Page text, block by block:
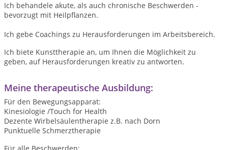
Ich behandele akute, als auch chronische Beschwerden -
bevorzugt mit Heilpflanzen.
Ich gebe Coachings zu Herausforderungen im Arbeitsbereich.
Ich biete Kunsttherapie an, um Ihnen die Möglichkeit zu
geben, auf Herausforderungen kreativ zu antworten.
Meine therapeutische Ausbildung:
Für den Bewegungsapparat:
Kinesiologie /Touch for Health
Dezente Wirbelsäulentherapie z.B. nach Dorn
Punktuelle Schmerztherapie